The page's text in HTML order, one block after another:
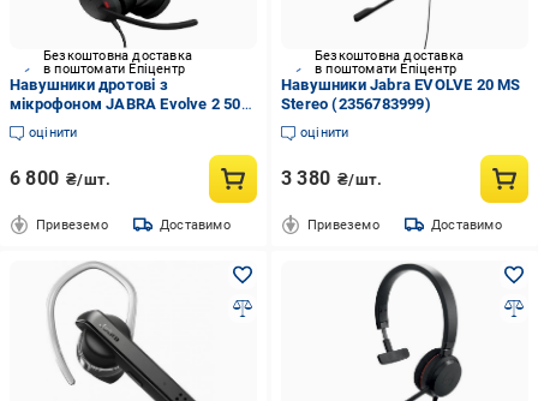
Безкоштовна доставка
в поштомати Епіцентр
Навушники дротові з
мікрофоном JABRA Evolve 2 50
USB-A Stereo UC (25089-989-
999)
оцінити
6 800 ₴/шт.
Привеземо Доставимо
Безкоштовна доставка
в поштомати Епіцентр
Навушники Jabra EVOLVE 20 MS
Stereo (2356783999)
оцінити
3 380 ₴/шт.
Привеземо Доставимо